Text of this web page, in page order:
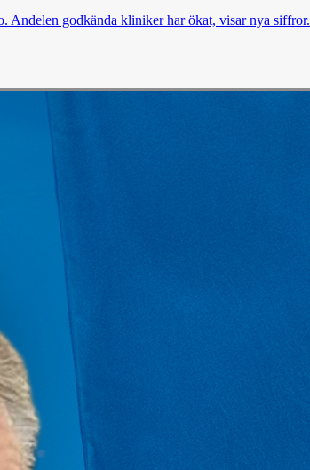
Andelen godkända kliniker har ökat, visar nya siffror.